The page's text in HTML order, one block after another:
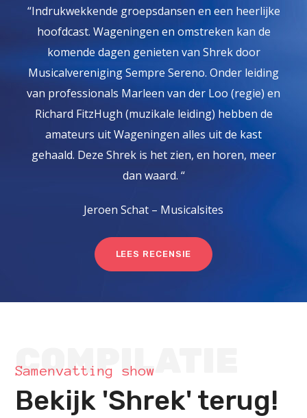
“Indrukwekkende groepsdansen en een heerlijke
hoofdcast. Wageningen en omstreken kan de
komende dagen genieten van Shrek door
Musicalvereniging Sempre Sereno. Onder leiding
van professionals Marleen van der Loo (regie) en
Richard FitzHugh (muzikale leiding) hebben de
amateurs uit Wageningen alles uit de kast
gehaald. Deze Shrek is het zien, en horen, meer
dan waard. “
Jeroen Schat – Musicalsites
LEES RECENSIE
COMPILATIE
Samenvatting show
Bekijk 'Shrek' terug!